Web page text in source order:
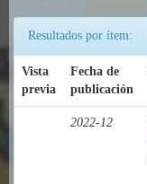
Resultados por ítem:
Vista
previa
Fecha de
publicación
2022-12